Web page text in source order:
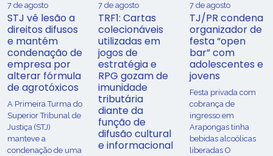
7 de agosto
STJ vê lesão a
direitos difusos
e mantém
condenação de
empresa por
alterar fórmula
de agrotóxicos
​A Primeira Turma do
Superior Tribunal de
Justiça (STJ)
manteve a
condenação de uma
7 de agosto
TRF1: Cartas
colecionáveis
utilizadas em
jogos de
estratégia e
RPG gozam de
imunidade
tributária
diante da
função de
difusão cultural
e informacional
7 de agosto
TJ/PR condena
organizador de
festa “open
bar” com
adolescentes e
jovens
Festa privada com
cobrança de
ingresso em
Arapongas tinha
bebidas alcoólicas
liberadas O